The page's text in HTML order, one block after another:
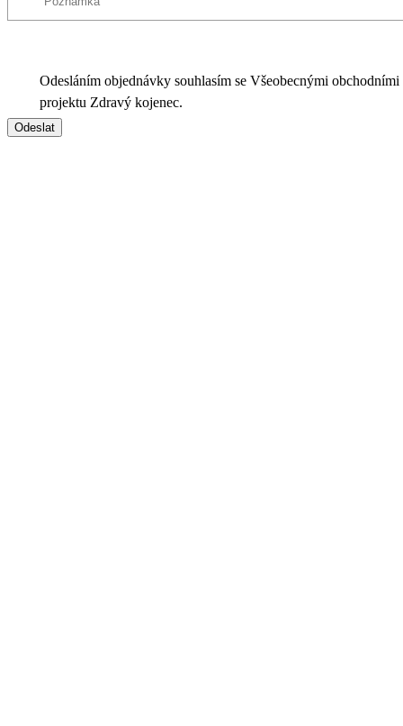
Odesláním objednávky souhlasím se Všeobecnými
projektu Zdravý kojenec.